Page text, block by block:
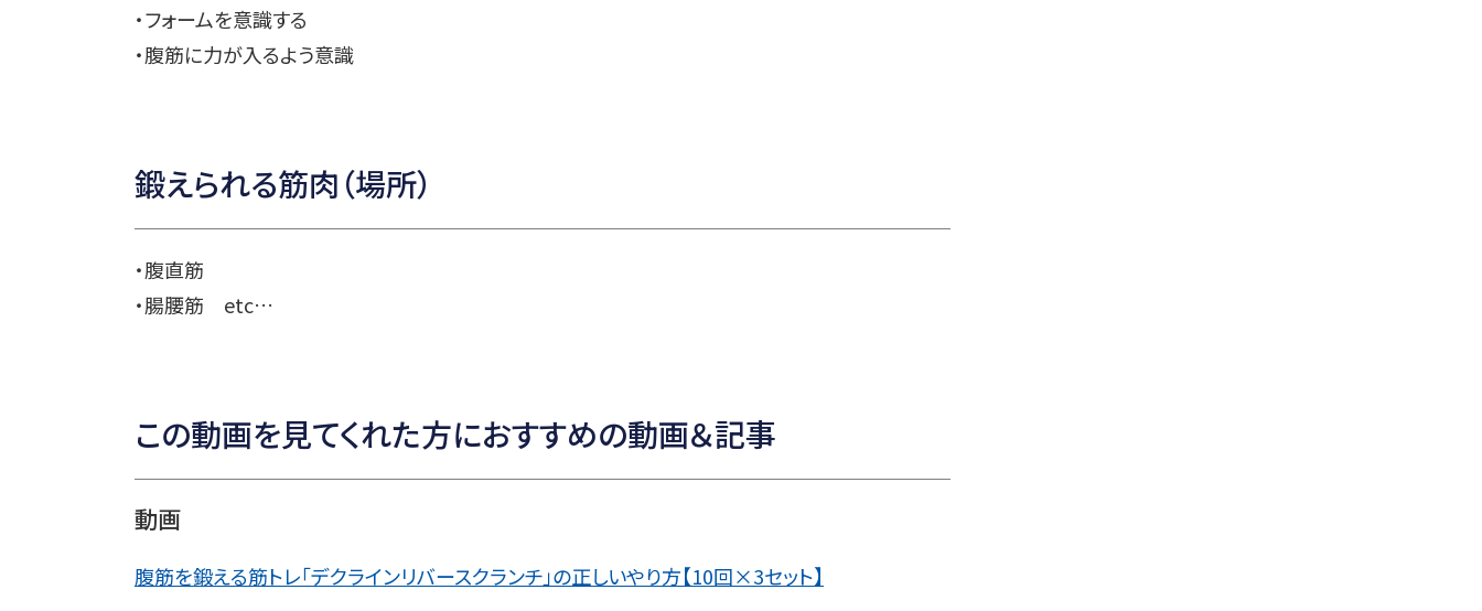
・フォームを意識する
・腹筋に力が入るよう意識
鍛えられる筋肉（場所）
・腹直筋
・腸腰筋 etc…
この動画を見てくれた方におすすめの動画＆記事
動画
腹筋を鍛える筋トレ「デクラインリバースクランチ」の正しいやり方【10回×3セット】